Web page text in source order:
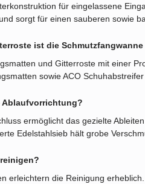
für eingelassene
sorgt für einen sauberen sowie
ist die
und Gitterroste mit einer
sowie ACO
Ablaufvorrichtung?
ermöglicht das gezielte
Edelstahlsieb hält grobe
erleichtern die Reinigung